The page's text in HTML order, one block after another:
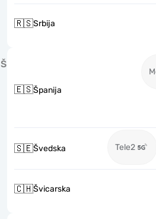
🇷🇸Srbija
Š
🇪🇸Španija
🇸🇪Švedska Tele2
🇨🇭Švicarska